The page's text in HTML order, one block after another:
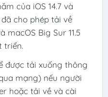
của iOS 14.7 và
đã cho phép tải về
macOS Big Sur 11.5
triển.
được tải xuống thông
mạng) nếu người
hoặc tải về và cài